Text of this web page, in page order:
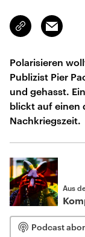
Link
kopieren/teilen
Email
Polarisieren
Publizist Pier
und gehasst.
blickt auf einen
Nachkriegszeit.
Aus
Podcast